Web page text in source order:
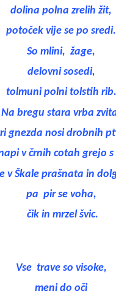
dolina polna zrelih žit,
potoček vije se po sredi.
So mlini, žage,
delovni sosedi,
tolmuni polni tolstih rib.
Na bregu stara vrba
gnezda nosi drobnih
v črnih cotah grejo s
v Škale prašnata in
pa pir se voha,
čik in mrzel švic.
Vse trave so visoke,
meni do oči